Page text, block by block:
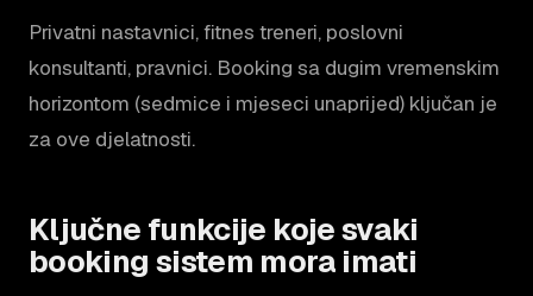
Privatni nastavnici, fitnes treneri, poslovni
konsultanti, pravnici. Booking sa dugim vremenskim
horizontom (sedmice i mjeseci unaprijed) ključan je
za ove djelatnosti.
Ključne funkcije koje svaki
booking sistem mora imati